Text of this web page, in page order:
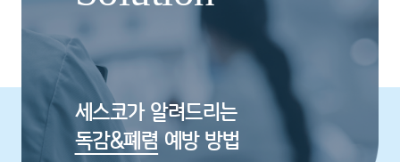
세스코가 알려드리는
독감&폐렴예방 방법